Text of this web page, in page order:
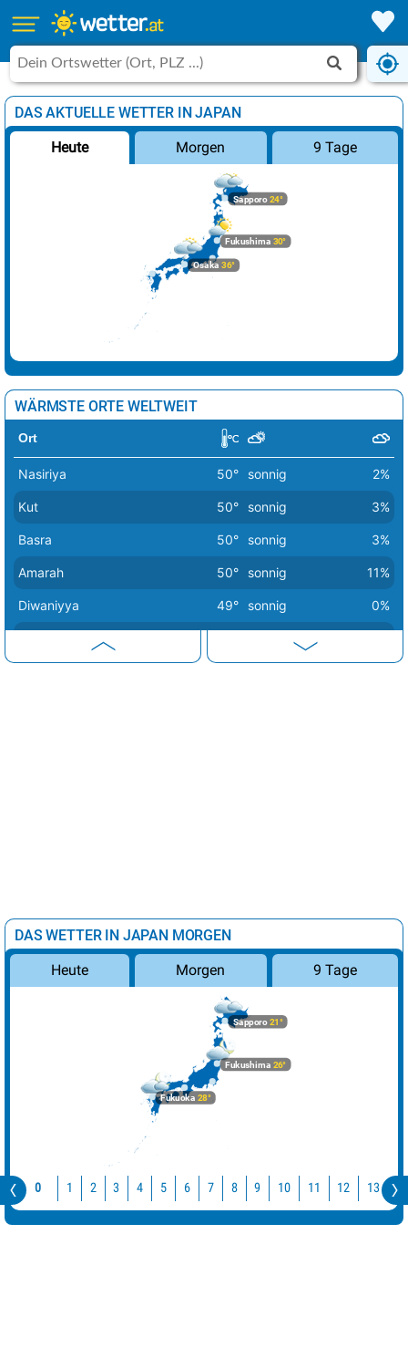
DAS AKTUELLE WETTER IN JAPAN
Heute Morgen 9 Tage
Fukushima30°
Sapporo24°
Osaka 36°
WÄRMSTE ORTE WELTWEIT
Ort
Nasiriya 50° sonnig 2%
Kut 50° sonnig 3%
Basra 50° sonnig 3%
Amarah 50° sonnig 11%
Diwaniyya 49° sonnig 0%
DAS WETTER IN JAPAN MORGEN
Heute Morgen 9 Tage
Sapporo21°
Fukushima26°
Fukuoka 28°
0 1 2 3 4 5 6 7 8 9 10 11 12 13